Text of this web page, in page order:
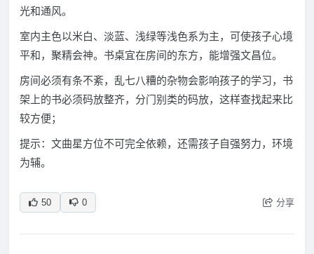
光和通风。
室内主色以米白、淡蓝、浅绿等浅色系为主，可使孩子心境
平和，聚精会神。书桌宜在房间的东方，能增强文昌位。
房间必须有条不紊，乱七八糟的杂物会影响孩子的学习，书
架上的书必须码放整齐，分门别类的码放，这样查找起来比
较方便；
提示：文曲星方位不可完全依赖，还需孩子自强努力，环境
为辅。
50 0 分享